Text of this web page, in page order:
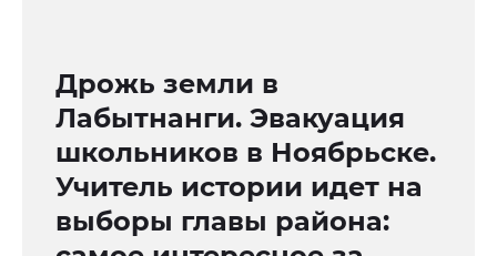
Дрожь земли в
Лабытнанги. Эвакуация
школьников в Ноябрьске.
Учитель истории идет на
выборы главы района: